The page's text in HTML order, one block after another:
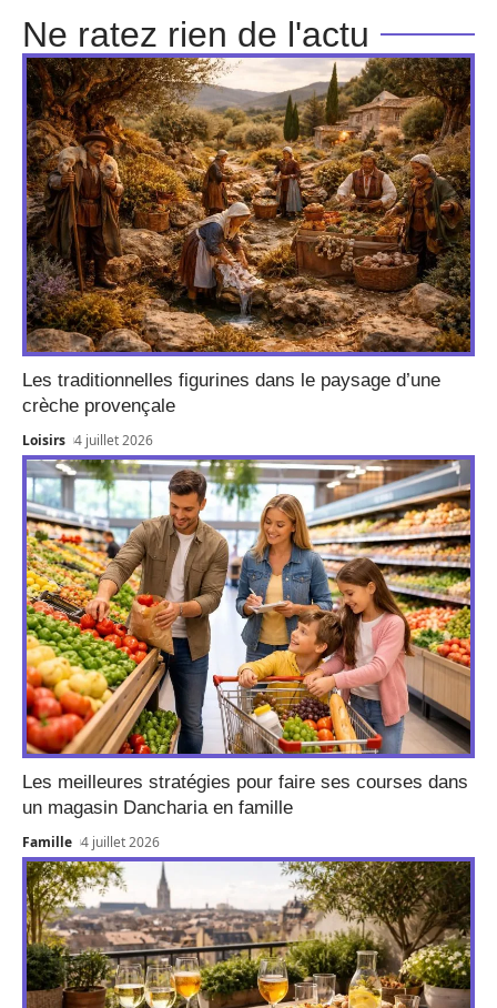
Ne ratez rien de l'actu
Les traditionnelles figurines dans le paysage d’une
crèche provençale
Loisirs 4 juillet 2026
Les meilleures stratégies pour faire ses courses dans
un magasin Dancharia en famille
Famille 4 juillet 2026